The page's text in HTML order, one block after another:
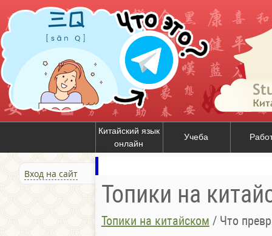
Китайский язык
онлайн
Учеба
Вход на сайт
Топики на
Топики на китайском / Что